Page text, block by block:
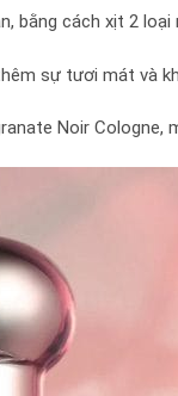
cách xịt 2
sự tươi mát và
Noir Cologne,